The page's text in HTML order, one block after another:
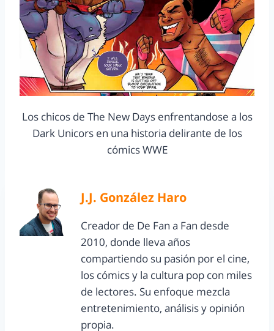
Los chicos de The New Days enfrentandose a los
Dark Unicors en una historia delirante de los
cómics WWE
J.J. González Haro
Creador de De Fan a Fan desde
2010, donde lleva años
compartiendo su pasión por el cine,
los cómics y la cultura pop con miles
de lectores. Su enfoque mezcla
entretenimiento, análisis y opinión
propia.